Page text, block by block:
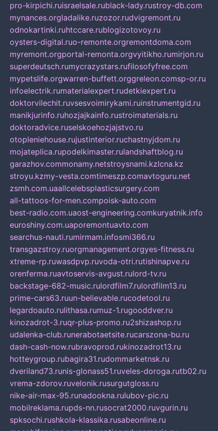
pro-kirpichi.ruisraelsale.rublack-lady.rustroy-db.com
mynances.orgladalike.ruzozor.rudvigremont.ru
odnokartinki.ruhtccare.rublogizotovoy.ru
oysters-digital.ruo-remonte.orgremontdoma.com
myremont.orgportal-remonta.orgvyitikho.rumirjon.ru
superdeutsch.rumycrazystars.rufilosofyfree.com
mypetslife.orgwarren-buffett.orggreleon.comsp-or.ru
infoelectrik.rumaterialexpert.rudetkiexpert.ru
doktorvilechit.ruvsesvoimirykami.ruinstrumentgid.ru
manikjurinfo.ruhozjajkainfo.rustroimaterials.ru
doktoradvice.ruselskoehozjajstvo.ru
otopleniehouse.rujustinterior.ruchastnyjdom.ru
mojateplica.rupodelkimaster.rulandshaftblog.ru
garazhov.commonamy.netstroysnami.kzlcna.kz
stroyu.kzmy-vesta.comtimeszp.comavtoguru.net
zsmh.com.uaallcelebsplasticsurgery.com
all-tattoos-for-men.compoisk-auto.com
best-radio.com.uaost-engineering.comkuryatnik.info
euroshiny.com.uaporemontuavto.com
searchus-nauti.rumirmam.infosmi366.ru
transgazstroy.ruorgmanagement.orgyes-fitness.ru
xtreme-rp.ruwasdpvp.ruvoda-otri.rutishinapve.ru
orenferma.ruavtoservis-avgust.rulord-tv.ru
backstage-682-music.rulordfilm7.rulordfilm13.ru
prime-cars63.ruun-believable.rucodetool.ru
legardoauto.rulithasa.rumuz-1.rugooddver.ru
kinozadrot-3.ruqr-plus-promo.ru2shizashop.ru
udalenka-club.runerabotaetsite.rucarszona-bu.ru
dash-cash-now.rubravoprod.rukinozadrot13.ru
hotteygroup.rubagira31.rudommarketnsk.ru
dveriland73.runis-glonass51.ruveles-doroga.rutb02.ru
vrema-zdorov.ruvelonik.rusurgutgloss.ru
nike-air-max-95.runadookna.rulubov-pic.ru
mobilreklama.rupds-nn.rusocrat2000.ruvgurin.ru
spksochi.rushkola-klassika.rusabeonline.ru